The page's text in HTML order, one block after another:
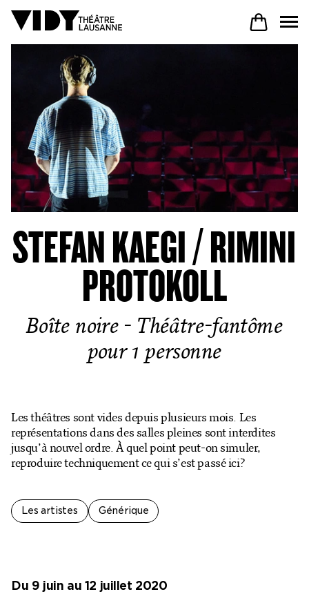
AU PROGRAMME
PARTICIPER
VENIR À VIDY
Le Théâtre
Billetterie en ligne
STEFAN KAEGI / RIMINI
PROTOKOLL
Boîte noire - Théâtre-fantôme
pour 1 personne
Les théâtres sont vides depuis plusieurs mois. Les
représentations dans des salles pleines sont interdites
jusqu’à nouvel ordre. À quel point peut-on simuler,
reproduire techniquement ce qui s’est passé ici?
Les artistes Générique
Du 9 juin au 12 juillet 2020